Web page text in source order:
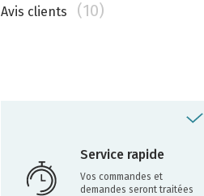
Avis clients (10)
Nathalie Memmi
Service rapide
Vos commandes et
demandes seront traitées